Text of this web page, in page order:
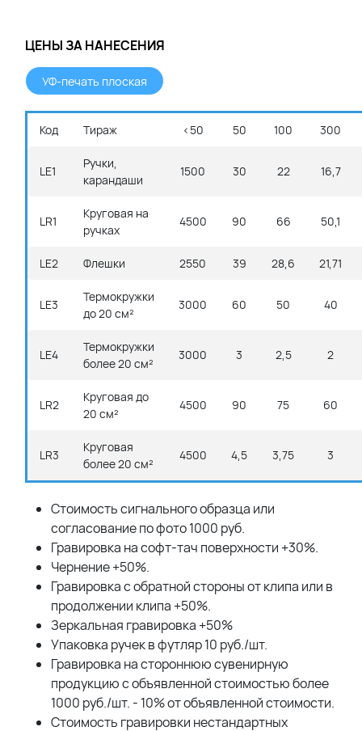
ЦЕНЫ ЗА НАНЕСЕНИЯ
УФ-печать плоская
Код Тираж <50 50 100 300
LE1
Ручки,
карандаши
1500 30 22 16,7
LR1
Круговая на
ручках
4500 90 66 50,1
LE2 Флешки 2550 39 28,6 21,71
LE3
Термокружки
до 20 см²
3000 60 50 40
LE4
Термокружки
более 20 см²
3000 3 2,5 2
LR2
Круговая до
20 см²
4500 90 75 60
LR3
Круговая
более 20 см²
4500 4,5 3,75 3
Стоимость сигнального образца или
согласование по фото 1000 руб.
Гравировка на софт-тач поверхности +30%.
Чернение +50%.
Гравировка с обратной стороны от клипа или в
продолжении клипа +50%.
Зеркальная гравировка +50%
Упаковка ручек в футляр 10 руб./шт.
Гравировка на стороннюю сувенирную
продукцию с объявленной стоимостью более
1000 руб./шт. - 10% от объявленной стоимости.
Стоимость гравировки нестандартных